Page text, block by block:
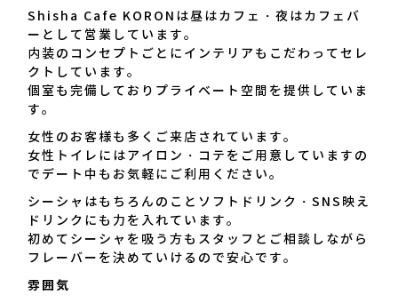
栄3-8-115サンリツビル
NORTH3F、Shisha Cafe
KORONは昼はカフェ・夜は
カフェバーとして営業してい
ます。 内装のコンセプトご
とにインテリアもこだわって
セレクトしています。 個室
も完備しておりプライベート
空間を提供しています。 女
性のお客様も多くご来店され
ています。 女性トイレには
アイロン・コテをご用意して
いますのでデート中もお気軽
にご利用ください。 シーシ
ャはもちろんのことソフトド
Shisha Cafe KORONは昼はカフェ・夜はカフェバ
ーとして営業しています。
内装のコンセプトごとにインテリアもこだわってセレ
クトしています。
個室も完備しておりプライベート空間を提供していま
す。
女性のお客様も多くご来店されています。
女性トイレにはアイロン・コテをご用意していますの
でデート中もお気軽にご利用ください。
シーシャはもちろんのことソフトドリンク・SNS映え
ドリンクにも力を入れています。
初めてシーシャを吸う方もスタッフとご相談しながら
フレーバーを決めていけるので安心です。
雰囲気